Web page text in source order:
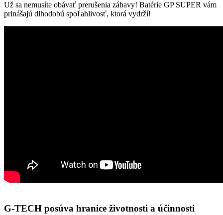
Už sa nemusíte obávať prerušenia zábavy! Batérie GP SUPER vám
prinášajú dlhodobú spoľahlivosť, ktorá vydrží!
G-TECH posúva hranice životnosti a účinnosti